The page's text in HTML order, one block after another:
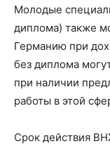
Молодые
диплома) также
Германию при
без диплома
при наличии
работы в этой
Срок действия